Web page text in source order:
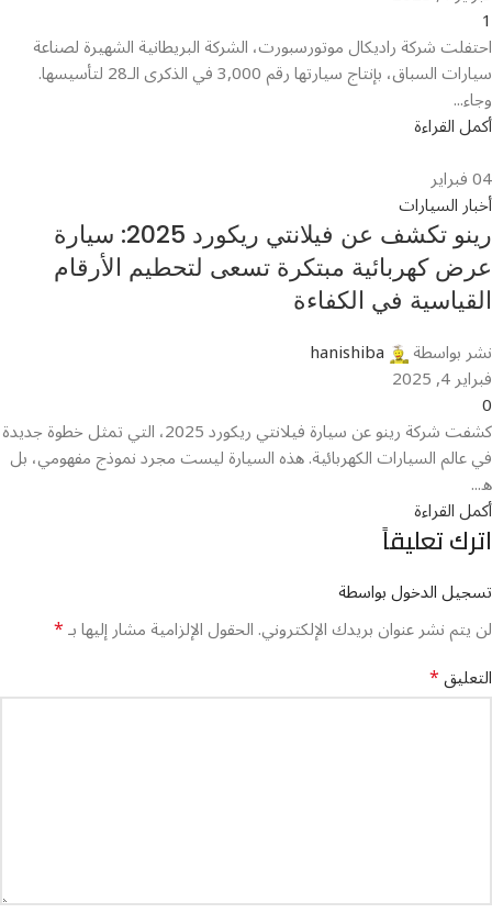
1
احتفلت شركة راديكال موتورسبورت، الشركة البريطانية الشهيرة لصناعة
سيارات السباق، بإنتاج سيارتها رقم 3,000 في الذكرى الـ28 لتأسيسها.
وجاء...
أكمل القراءة
04فبراير
أخبار السيارات
رينو تكشف عن فيلانتي ريكورد 2025: سيارة
عرض كهربائية مبتكرة تسعى لتحطيم الأرقام
القياسية في الكفاءة
نشر بواسطة hanishiba
فبراير 4, 2025
0
كشفت شركة رينو عن سيارة فيلانتي ريكورد 2025، التي تمثل خطوة جديدة
في عالم السيارات الكهربائية. هذه السيارة ليست مجرد نموذج مفهومي، بل
ه...
أكمل القراءة
اترك تعليقاً
تسجيل الدخول بواسطة
لن يتم نشر عنوان بريدك الإلكتروني.الحقول الإلزامية مشار إليها بـ*
التعليق*